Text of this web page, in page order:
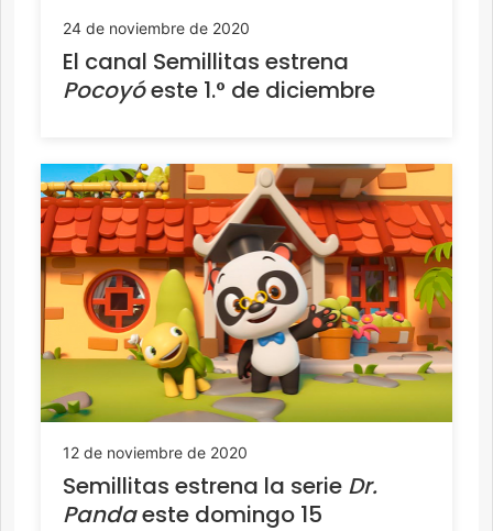
24 de noviembre de 2020
El canal Semillitas estrena
Pocoyóeste 1.° de diciembre
12 de noviembre de 2020
Semillitas estrena la serie Dr.
Pandaeste domingo 15